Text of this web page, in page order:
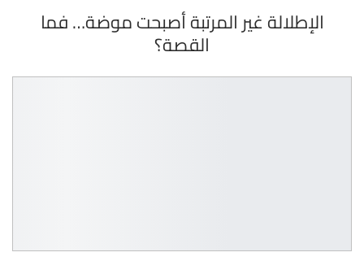
الإطلالة غير المرتبة أصبحت موضة… فما
القصة؟